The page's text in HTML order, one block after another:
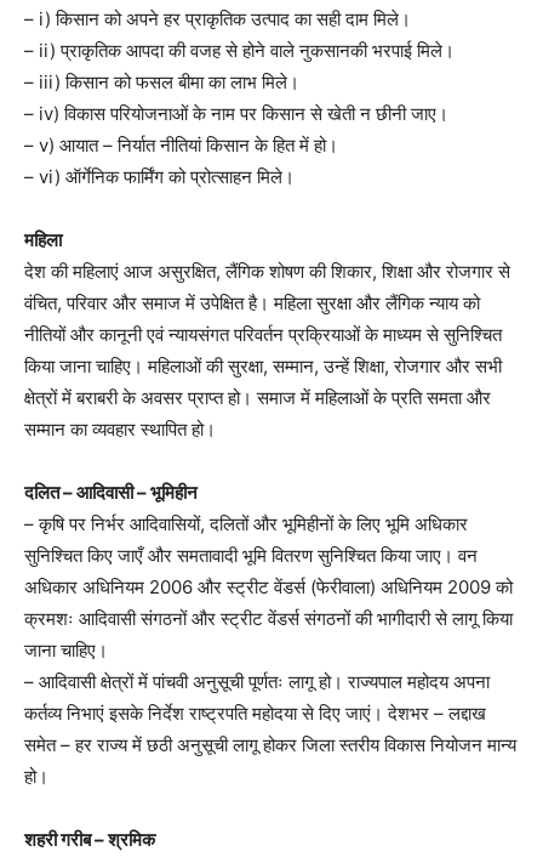
– i) किसान को अपने हर प्राकृतिक उत्पाद का सही दाम मिले।
– ii) प्राकृतिक आपदा की वजह से होने वाले नुकसानकी भरपाई मिले।
– iii) किसान को फसल बीमा का लाभ मिले।
– iv) विकास परियोजनाओं के नाम पर किसान से खेती न छीनी जाए।
– v) आयात – निर्यात नीतियां किसान के हित में हो।
– vi) ऑर्गेनिक फार्मिंग को प्रोत्साहन मिले।
महिला
देश की महिलाएं आज असुरक्षित, लैंगिक शोषण की शिकार, शिक्षा और रोजगार से
वंचित, परिवार और समाज में उपेक्षित है। महिला सुरक्षा और लैंगिक न्याय को
नीतियों और कानूनी एवं न्यायसंगत परिवर्तन प्रक्रियाओं के माध्यम से सुनिश्चित
किया जाना चाहिए। महिलाओं की सुरक्षा, सम्मान, उन्हें शिक्षा, रोजगार और सभी
क्षेत्रों में बराबरी के अवसर प्राप्त हो। समाज में महिलाओं के प्रति समता और
सम्मान का व्यवहार स्थापित हो।
दलित – आदिवासी – भूमिहीन
– कृषि पर निर्भर आदिवासियों, दलितों और भूमिहीनों के लिए भूमि अधिकार
सुनिश्चित किए जाएँ और समतावादी भूमि वितरण सुनिश्चित किया जाए। वन
अधिकार अधिनियम 2006 और स्ट्रीट वेंडर्स (फेरीवाला) अधिनियम 2009 को
क्रमशः आदिवासी संगठनों और स्ट्रीट वेंडर्स संगठनों की भागीदारी से लागू किया
जाना चाहिए।
– आदिवासी क्षेत्रों में पांचवी अनुसूची पूर्णतः लागू हो। राज्यपाल महोदय अपना
कर्तव्य निभाएं इसके निर्देश राष्ट्रपति महोदया से दिए जाएं। देशभर – लद्दाख
समेत – हर राज्य में छठी अनुसूची लागू होकर जिला स्तरीय विकास नियोजन मान्य
हो।
शहरी गरीब – श्रमिक